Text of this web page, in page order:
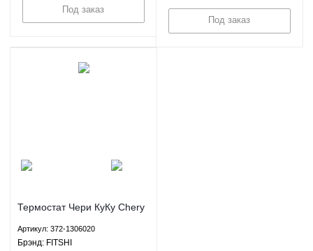
Под заказ
Под заказ
Термостат Чери КуКу Chery
Артикул: 372-1306020
Брэнд: FITSHI